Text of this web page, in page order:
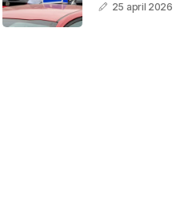
25 april 2026